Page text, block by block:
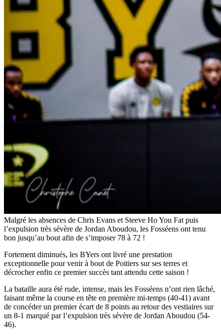
Malgré les absences de Chris Evans et Steeve Ho You Fat puis
l’expulsion très sévère de Jordan Aboudou, les Fosséens ont tenu
bon jusqu’au bout afin de s’imposer 78 à 72 !
Fortement diminués, les BYers ont livré une prestation
exceptionnelle pour venir à bout de Poitiers sur ses terres et
décrocher enfin ce premier succès tant attendu cette saison !
La bataille aura été rude, intense, mais les Fosséens n’ont rien lâché,
faisant même la course en tête en première mi-temps (40-41) avant
de concéder un premier écart de 8 points au retour des vestiaires sur
un 8-1 marqué par l’expulsion très sévère de Jordan Aboudou (54-
46).